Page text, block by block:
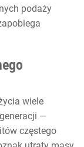
podaży
wiele
—
częstego